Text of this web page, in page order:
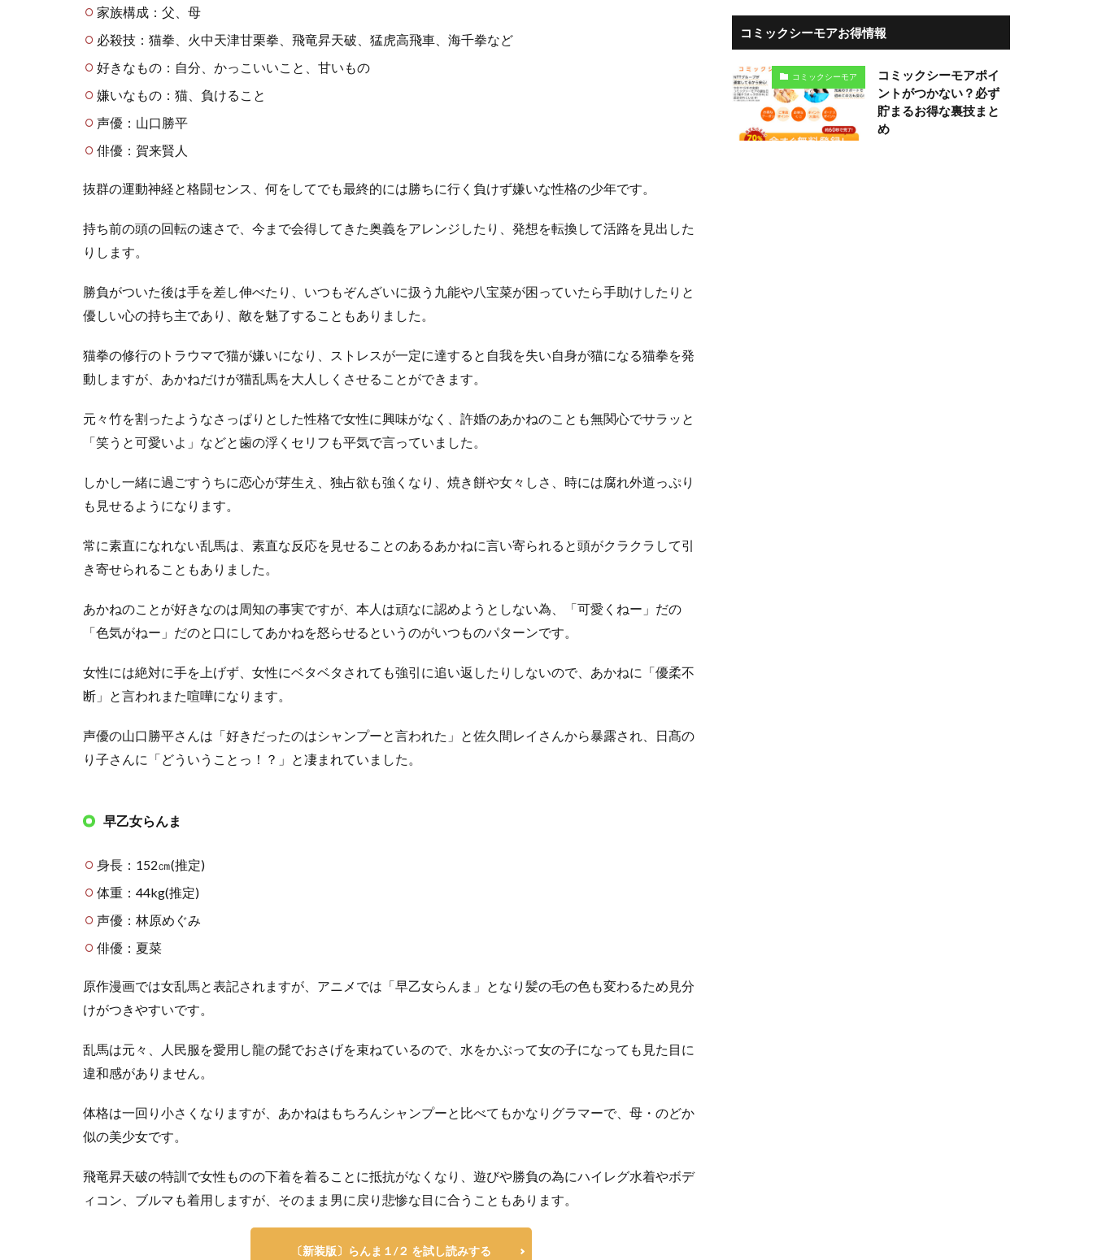
んま
1.1.2
かね
1.1.3
響良牙
1.1.3.1
1.1.4
プー
ー猫
1.1.5
1.1.5.1
ムームー
1.1.6
久遠寺
1.2
早乙
1.2.1
早乙女
1.2.1.1
玄馬パン
1.2.2
早乙女
1.3
天道
天道早
1.3.2
天道か
1.3.3
天道な
1.4
風林
校
1.4.1
刀
1.4.2
と大介
1.4.3
家族構成：父、母
必殺技：猫拳、火中天津甘栗拳、飛竜昇天破、猛虎高飛車、海千拳など
好きなもの：自分、かっこいいこと、甘いもの
嫌いなもの：猫、負けること
声優：山口勝平
俳優：賀来賢人
抜群の運動神経と格闘センス、何をしてでも最終的には勝ちに行く負けず嫌いな性格の少年です。
持ち前の頭の回転の速さで、今まで会得してきた奥義をアレンジしたり、発想を転換して活路を見出した
りします。
勝負がついた後は手を差し伸べたり、いつもぞんざいに扱う九能や八宝菜が困っていたら手助けしたりと
優しい心の持ち主であり、敵を魅了することもありました。
猫拳の修行のトラウマで猫が嫌いになり、ストレスが一定に達すると自我を失い自身が猫になる猫拳を発
動しますが、あかねだけが猫乱馬を大人しくさせることができます。
元々竹を割ったようなさっぱりとした性格で女性に興味がなく、許婚のあかねのことも無関心でサラッと
「笑うと可愛いよ」などと歯の浮くセリフも平気で言っていました。
しかし一緒に過ごすうちに恋心が芽生え、独占欲も強くなり、焼き餅や女々しさ、時には腐れ外道っぷり
も見せるようになります。
常に素直になれない乱馬は、素直な反応を見せることのあるあかねに言い寄られると頭がクラクラして引
き寄せられることもありました。
あかねのことが好きなのは周知の事実ですが、本人は頑なに認めようとしない為、「可愛くねー」だの
「色気がねー」だのと口にしてあかねを怒らせるというのがいつものパターンです。
女性には絶対に手を上げず、女性にベタベタされても強引に追い返したりしないので、あかねに「優柔不
断」と言われまた喧嘩になります。
声優の山口勝平さんは「好きだったのはシャンプーと言われた」と佐久間レイさんから暴露され、日髙の
り子さんに「どういうことっ！？」と凄まれていました。
早乙女らんま
身長：152㎝(推定)
体重：44kg(推定)
声優：林原めぐみ
俳優：夏菜
原作漫画では女乱馬と表記されますが、アニメでは「早乙女らんま」となり髪の毛の色も変わるため見分
けがつきやすいです。
乱馬は元々、人民服を愛用し龍の髭でおさげを束ねているので、水をかぶって女の子になっても見た目に
違和感がありません。
体格は一回り小さくなりますが、あかねはもちろんシャンプーと比べてもかなりグラマーで、母・のどか
似の美少女です。
飛竜昇天破の特訓で女性ものの下着を着ることに抵抗がなくなり、遊びや勝負の為にハイレグ水着やボデ
ィコン、ブルマも着用しますが、そのまま男に戻り悲惨な目に合うこともあります。
〔新装版〕らんま１/２ を試し読みする
コミックシーモアお得情報
コミックシーモア
コミックシーモアポイ
ントがつかない？必ず
貯まるお得な裏技まと
め